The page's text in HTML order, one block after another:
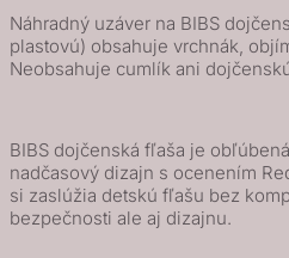
uzáver
na
dojčenskú
Woodchuck
Náhradný uzáver na BIBS
plastovú) obsahuje vrchnák,
Neobsahuje cumlík ani
BIBS dojčenská fľaša je
nadčasový dizajn s ocenením
si zaslúžia detskú fľašu bez
bezpečnosti ale aj dizajnu.